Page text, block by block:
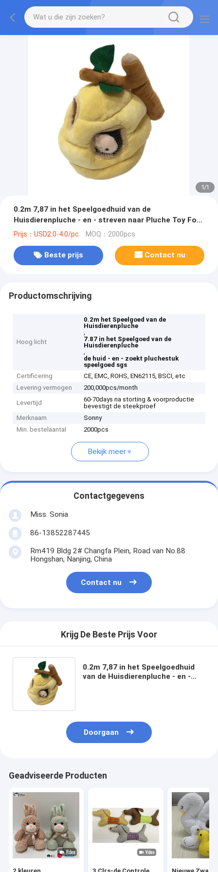
1/1
0.2m 7,87 in het Speelgoedhuid van de
Huisdierenpluche - en - streven naar Pluche Toy For
Kids Accompany
Prijs：USD2.0-4.0/pc MOQ：2000pcs
Beste prijs Contact nu
Productomschrijving
Hoog licht
0.2m het Speelgoed van de
Huisdierenpluche
,
7.87 in het Speelgoed van de
Huisdierenpluche
,
de huid - en - zoekt pluchestuk
speelgoed sgs
Certificering
CE, EMC, ROHS, EN62115, BSCI, etc
Levering vermogen
200,000pcs/month
Levertijd
60-70days na storting & voorproductie
bevestigt de steekproef
Merknaam
Sonny
Min. bestelaantal
2000pcs
Bekijk meer
Contactgegevens
Miss. Sonia
86-13852287445
Rm419 Bldg 2# Changfa Plein, Road van No.88
Hongshan, Nanjing, China
Contact nu
Krijg De Beste Prijs Voor
0.2m 7,87 in het Speelgoedhuid
van de Huisdierenpluche - en -
Doorgaan
Geadviseerde Producten